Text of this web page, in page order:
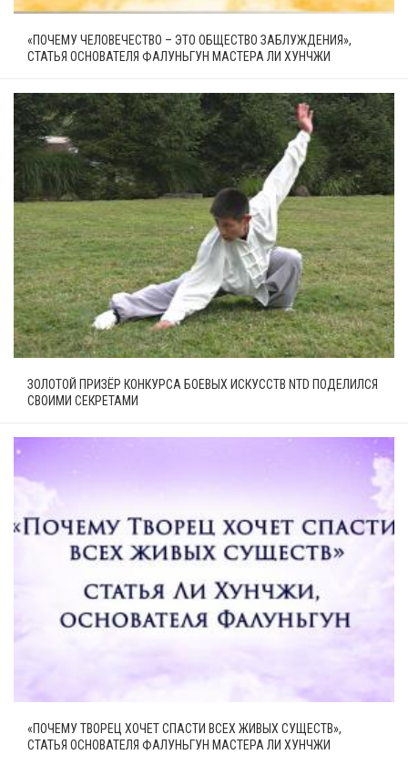
«ПОЧЕМУ ЧЕЛОВЕЧЕСТВО – ЭТО ОБЩЕСТВО ЗАБЛУЖДЕНИЯ»,
СТАТЬЯ ОСНОВАТЕЛЯ ФАЛУНЬГУН МАСТЕРА ЛИ ХУНЧЖИ
ЗОЛОТОЙ ПРИЗЁР КОНКУРСА БОЕВЫХ ИСКУССТВ NTD ПОДЕЛИЛСЯ
СВОИМИ СЕКРЕТАМИ
«ПОЧЕМУ ТВОРЕЦ ХОЧЕТ СПАСТИ ВСЕХ ЖИВЫХ СУЩЕСТВ»,
СТАТЬЯ ОСНОВАТЕЛЯ ФАЛУНЬГУН МАСТЕРА ЛИ ХУНЧЖИ